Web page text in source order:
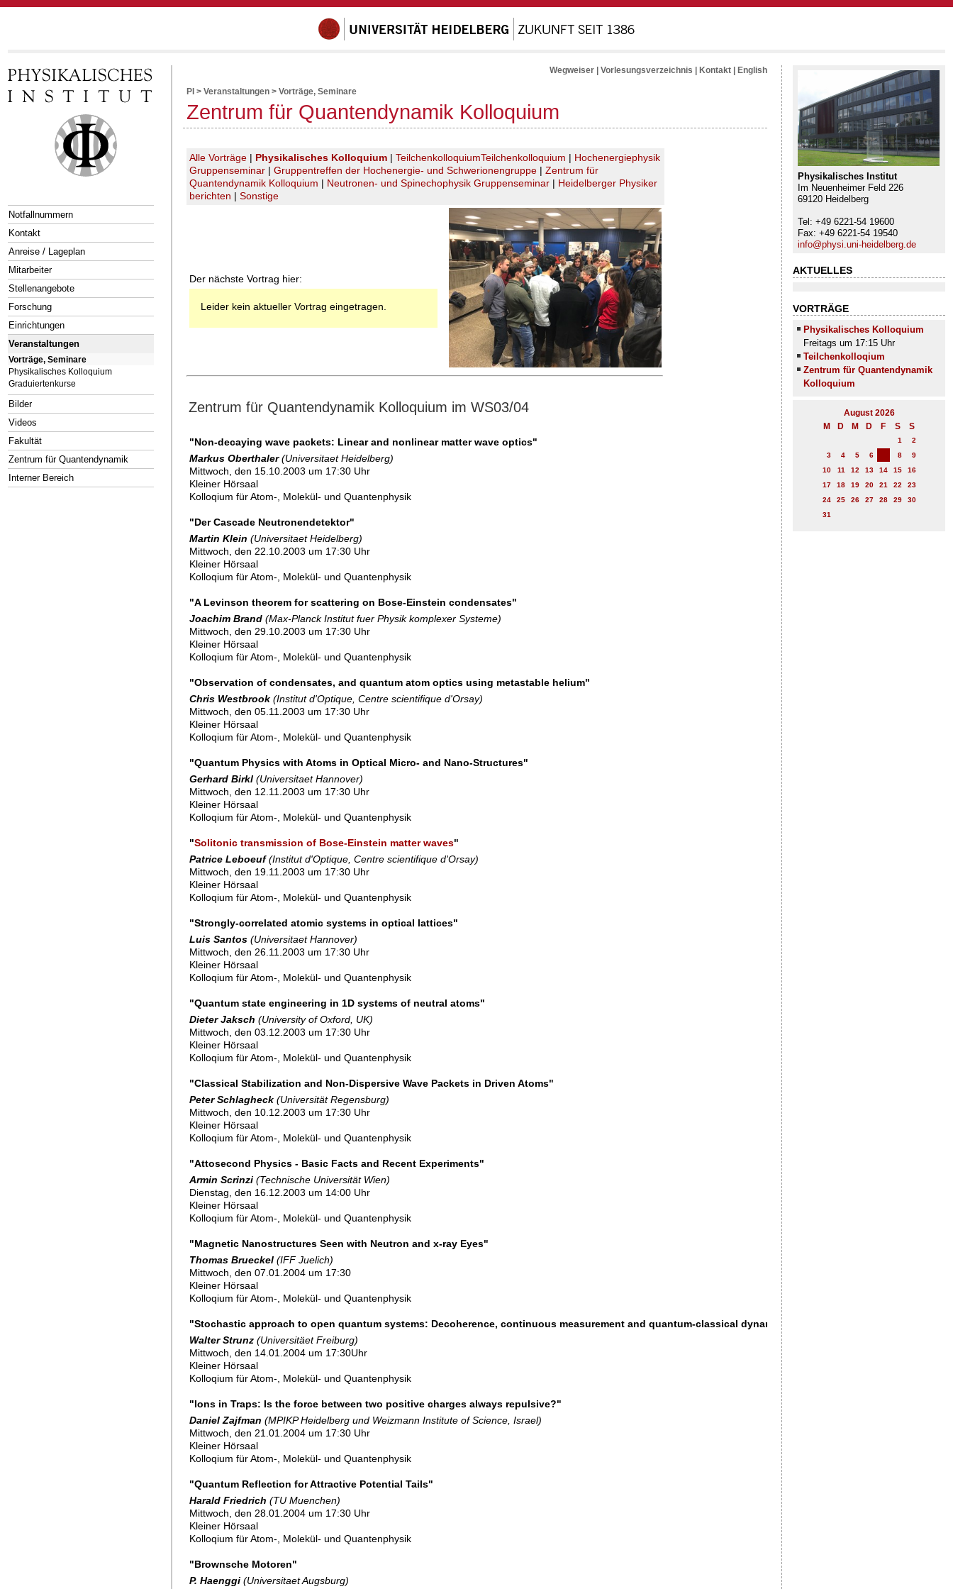
Notfallnummern
Kontakt
Anreise / Lageplan
Mitarbeiter
Stellenangebote
Forschung
Einrichtungen
Veranstaltungen
Vorträge, Seminare
Physikalisches Kolloquium
Graduiertenkurse
Bilder
Videos
Fakultät
Zentrum für Quantendynamik
Interner Bereich
Physikalisches Institut
Im Neuenheimer Feld 226
69120 Heidelberg
Tel: +49 6221-54 19600
Fax: +49 6221-54 19540
info@physi.uni-heidelberg.de
AKTUELLES
VORTRÄGE
Physikalisches Kolloquium
Freitags um 17:15 Uhr
Teilchenkolloqium
Zentrum für Quantendynamik
Kolloquium
August 2026
M
D M D F S S
1
2
3
4 5 6 8
9
10
11 12 13 14 15
16
17
18 19 20 21 22
23
24
25 26 27 28 29
30
31
Wegweiser Vorlesungsverzeichnis Kontakt English
PI > Veranstaltungen > Vorträge, Seminare
Zentrum für Quantendynamik Kolloquium
Alle Vorträge | Physikalisches Kolloquium | TeilchenkolloquiumTeilchenkolloquium | Hochenergiephysik
Gruppenseminar | Gruppentreffen der Hochenergie- und Schwerionengruppe | Zentrum für
Quantendynamik Kolloquium | Neutronen- und Spinechophysik Gruppenseminar | Heidelberger Physiker
berichten | Sonstige
Der nächste Vortrag hier:
Leider kein aktueller Vortrag eingetragen.
Zentrum für Quantendynamik Kolloquium im WS03/04
"Non-decaying wave packets: Linear and nonlinear matter wave optics"
Markus Oberthaler (Universitaet Heidelberg)
Mittwoch, den 15.10.2003 um 17:30 Uhr
Kleiner Hörsaal
Kolloqium für Atom-, Molekül- und Quantenphysik
"Der Cascade Neutronendetektor"
Martin Klein (Universitaet Heidelberg)
Mittwoch, den 22.10.2003 um 17:30 Uhr
Kleiner Hörsaal
Kolloqium für Atom-, Molekül- und Quantenphysik
"A Levinson theorem for scattering on Bose-Einstein condensates"
Joachim Brand (Max-Planck Institut fuer Physik komplexer Systeme)
Mittwoch, den 29.10.2003 um 17:30 Uhr
Kleiner Hörsaal
Kolloqium für Atom-, Molekül- und Quantenphysik
"Observation of condensates, and quantum atom optics using metastable helium"
Chris Westbrook (Institut d'Optique, Centre scientifique d'Orsay)
Mittwoch, den 05.11.2003 um 17:30 Uhr
Kleiner Hörsaal
Kolloqium für Atom-, Molekül- und Quantenphysik
"Quantum Physics with Atoms in Optical Micro- and Nano-Structures"
Gerhard Birkl (Universitaet Hannover)
Mittwoch, den 12.11.2003 um 17:30 Uhr
Kleiner Hörsaal
Kolloqium für Atom-, Molekül- und Quantenphysik
"Solitonic transmission of Bose-Einstein matter waves"
Patrice Leboeuf (Institut d'Optique, Centre scientifique d'Orsay)
Mittwoch, den 19.11.2003 um 17:30 Uhr
Kleiner Hörsaal
Kolloqium für Atom-, Molekül- und Quantenphysik
"Strongly-correlated atomic systems in optical lattices"
Luis Santos (Universitaet Hannover)
Mittwoch, den 26.11.2003 um 17:30 Uhr
Kleiner Hörsaal
Kolloqium für Atom-, Molekül- und Quantenphysik
"Quantum state engineering in 1D systems of neutral atoms"
Dieter Jaksch (University of Oxford, UK)
Mittwoch, den 03.12.2003 um 17:30 Uhr
Kleiner Hörsaal
Kolloqium für Atom-, Molekül- und Quantenphysik
"Classical Stabilization and Non-Dispersive Wave Packets in Driven Atoms"
Peter Schlagheck (Universität Regensburg)
Mittwoch, den 10.12.2003 um 17:30 Uhr
Kleiner Hörsaal
Kolloqium für Atom-, Molekül- und Quantenphysik
"Attosecond Physics - Basic Facts and Recent Experiments"
Armin Scrinzi (Technische Universität Wien)
Dienstag, den 16.12.2003 um 14:00 Uhr
Kleiner Hörsaal
Kolloqium für Atom-, Molekül- und Quantenphysik
"Magnetic Nanostructures Seen with Neutron and x-ray Eyes"
Thomas Brueckel (IFF Juelich)
Mittwoch, den 07.01.2004 um 17:30
Kleiner Hörsaal
Kolloqium für Atom-, Molekül- und Quantenphysik
"Stochastic approach to open quantum systems: Decoherence, continuous measurement and quantum-classical dynamics"
Walter Strunz (Universitäet Freiburg)
Mittwoch, den 14.01.2004 um 17:30Uhr
Kleiner Hörsaal
Kolloqium für Atom-, Molekül- und Quantenphysik
"Ions in Traps: Is the force between two positive charges always repulsive?"
Daniel Zajfman (MPIKP Heidelberg und Weizmann Institute of Science, Israel)
Mittwoch, den 21.01.2004 um 17:30 Uhr
Kleiner Hörsaal
Kolloqium für Atom-, Molekül- und Quantenphysik
"Quantum Reflection for Attractive Potential Tails"
Harald Friedrich (TU Muenchen)
Mittwoch, den 28.01.2004 um 17:30 Uhr
Kleiner Hörsaal
Kolloqium für Atom-, Molekül- und Quantenphysik
"Brownsche Motoren"
P. Haenggi (Universitaet Augsburg)